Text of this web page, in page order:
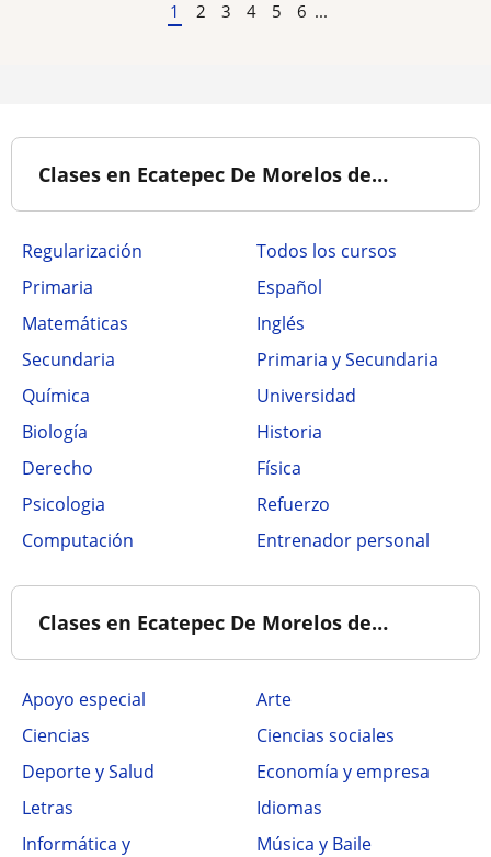
1 2 3 4 5 6 ...
Clases en Ecatepec De Morelos de…
Regularización
Todos los cursos
Primaria
Español
Matemáticas
Inglés
Secundaria
Primaria y Secundaria
Química
Universidad
Biología
Historia
Derecho
Física
Psicologia
Refuerzo
Computación
Entrenador personal
Clases en Ecatepec De Morelos de…
Apoyo especial
Arte
Ciencias
Ciencias sociales
Deporte y Salud
Economía y empresa
Letras
Idiomas
Informática y
Música y Baile